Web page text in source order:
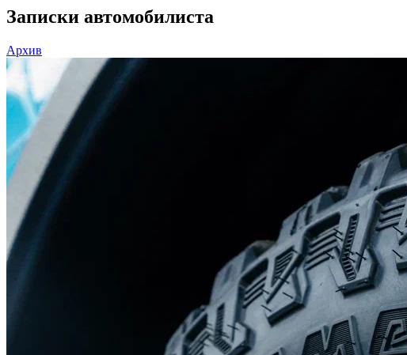
Записки автомобилиста
Архив